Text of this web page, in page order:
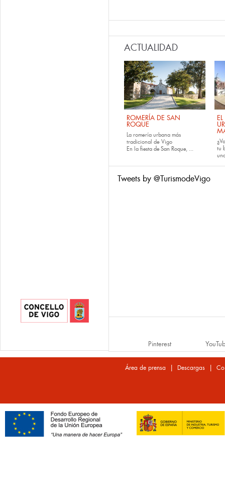
ACTUALIDAD
ROMERÍA DE SAN
ROQUE
La romería urbana más
tradicional de Vigo
En la fiesta de San Roque, ...
tu
Tweets by @TurismodeVigo
Pinterest
Área de prensa | Descargas|